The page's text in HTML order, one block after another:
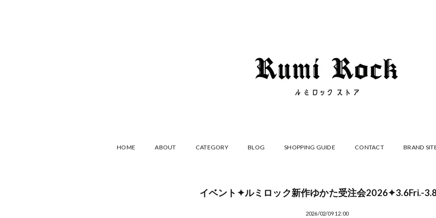
HOME ABOUT CATEGORY BLOG SHOPPING GUIDE CONTACT BRAND
イベント✦ルミロック新作ゆかた受注会2026✦3.6Fri.-
2026/02/09 12:00